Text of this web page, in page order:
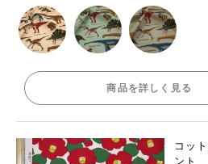
商品を詳しく見る
コッ
ント